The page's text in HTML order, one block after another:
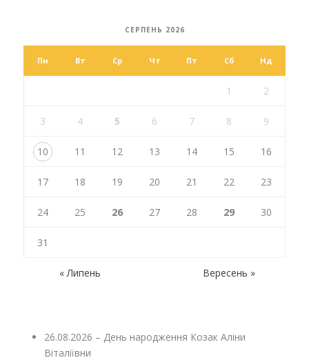
СЕРПЕНЬ 2026
Пн Вт Ср Чт Пт Сб Нд
1 2
3 4 5 6 7 8 9
10 11 12 13 14 15 16
17 18 19 20 21 22 23
24 25 26 27 28 29 30
31
« Липень Вересень »
26.08.2026 – День народження Козак Аліни
Віталіївни